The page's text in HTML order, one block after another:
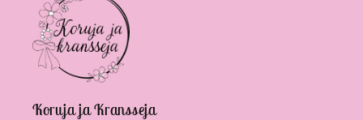
Koruja ja Kransseja